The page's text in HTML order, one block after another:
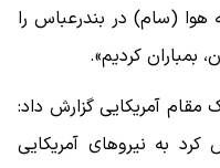
(سام) در بندرعباس را
بمباران کردیم».
مقام آمریکایی گزارش داد:
تلاش کرد به نیروهای آمریکایی